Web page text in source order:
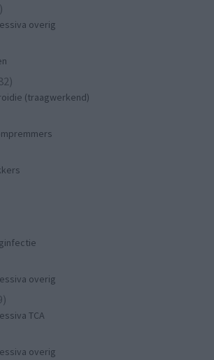
overig
(traagwerkend)
overig
TCA
overig